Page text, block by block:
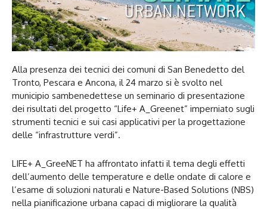
Alla presenza dei tecnici dei comuni di San Benedetto del
Tronto, Pescara e Ancona, il 24 marzo si è svolto nel
municipio sambenedettese un seminario di presentazione
dei risultati del progetto “Life+ A_Greenet” imperniato sugli
strumenti tecnici e sui casi applicativi per la progettazione
delle “infrastrutture verdi”.
LIFE+ A_GreeNET ha affrontato infatti il tema degli effetti
dell’aumento delle temperature e delle ondate di calore e
l’esame di soluzioni naturali e Nature-Based Solutions (NBS)
nella pianificazione urbana capaci di migliorare la qualità